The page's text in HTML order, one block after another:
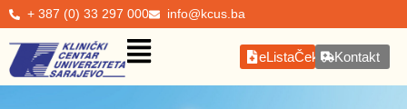
+ 387 (0) 33 297 000 info@kcus.ba
eListaČekanjaKontakt